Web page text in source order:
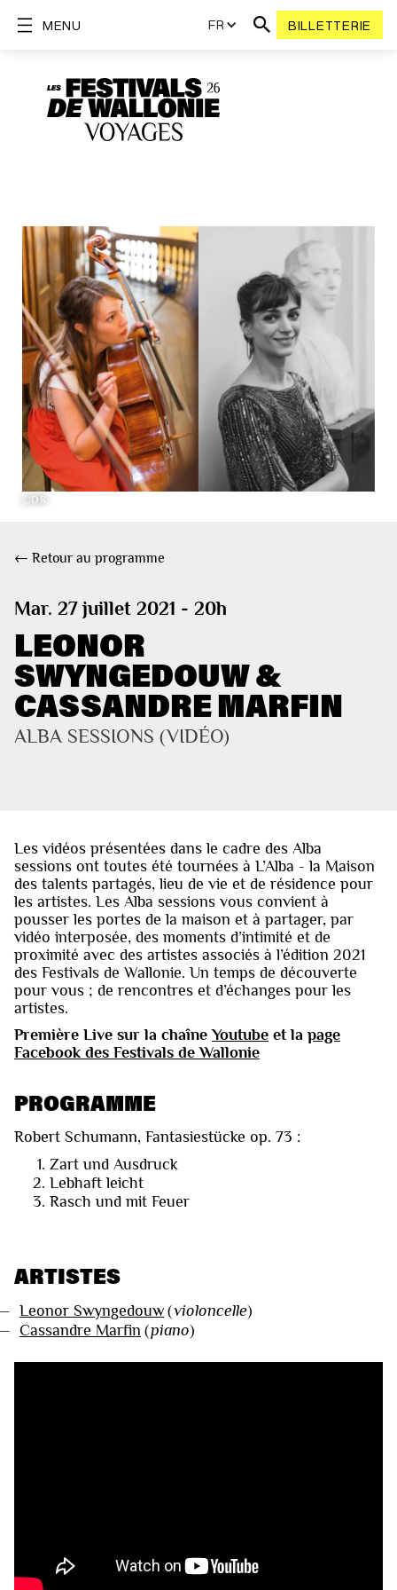
FR BILLETTERIE
MENU
©DR
← Retour au programme
Mar. 27 juillet 2021 - 20h
LEONOR
SWYNGEDOUW &
CASSANDRE MARFIN
ALBA SESSIONS (VIDÉO)
Les vidéos présentées dans le cadre des Alba
sessions ont toutes été tournées à L’Alba - la Maison
des talents partagés, lieu de vie et de résidence pour
les artistes. Les Alba sessions vous convient à
pousser les portes de la maison et à partager, par
vidéo interposée, des moments d’intimité et de
proximité avec des artistes associés à l’édition 2021
des Festivals de Wallonie. Un temps de découverte
pour vous ; de rencontres et d’échanges pour les
artistes.
Première Live sur la chaîneYoutube et la page
Facebook des Festivals de Wallonie
PROGRAMME
Robert Schumann, Fantasiestücke op. 73 :
Zart und Ausdruck
Lebhaft leicht
Rasch und mit Feuer
ARTISTES
Leonor Swyngedouw (violoncelle)
Cassandre Marfin (piano)